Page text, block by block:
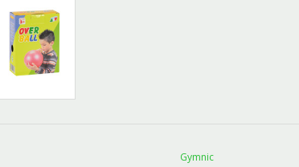
Gymnic